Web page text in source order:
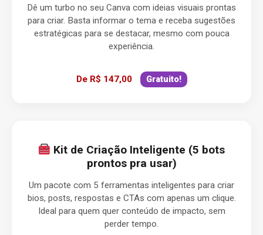
Dê um turbo no seu Canva com ideias visuais prontas
para criar. Basta informar o tema e receba sugestões
estratégicas para se destacar, mesmo com pouca
experiência.
De R$ 147,00 Gratuito!
Kit de Criação Inteligente (5 bots
prontos pra usar)
Um pacote com 5 ferramentas inteligentes para criar
bios, posts, respostas e CTAs com apenas um clique.
Ideal para quem quer conteúdo de impacto, sem
perder tempo.